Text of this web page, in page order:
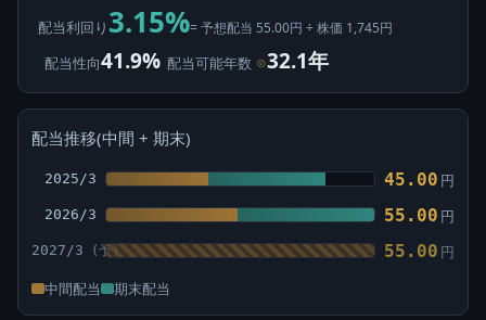
配当利回り 3.15%= 予想配当 55.00円 ÷ 株価 1,745円
配当性向41.9% 配当可能年数 ⊙32.1年
配当推移(中間 + 期末)
2025/3 45.00 円
2026/3 55.00 円
2027/3 55.00 円
中間配当 期末配当